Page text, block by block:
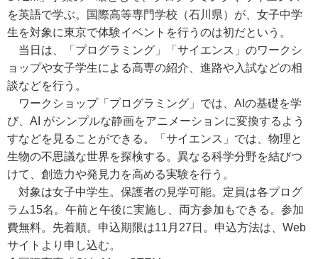
を英語で学ぶ。国際高等専門学校（石川県）が、女子中学
生を対象に東京で体験イベントを行うのは初だという。
当日は、「プログラミング」「サイエンス」のワークシ
ョップや女子学生による高専の紹介、進路や入試などの相
談などを行う。
ワークショップ「プログラミング」では、AIの基礎を学
び、AI がシンプルな静画をアニメーションに変換するよう
すなどを見ることができる。「サイエンス」では、物理と
生物の不思議な世界を探検する。異なる科学分野を結びつ
けて、創造力や発見力を高める実験を行う。
対象は女子中学生。保護者の見学可能。定員は各プログ
ラム15名。午前と午後に実施し、両方参加もできる。参加
費無料。先着順。申込期限は11月27日。申込方法は、Web
サイトより申し込む。